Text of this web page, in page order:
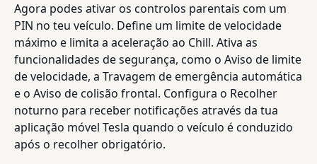
Agora podes ativar os controlos parentais com um
PIN no teu veículo. Define um limite de velocidade
máximo e limita a aceleração ao Chill. Ativa as
funcionalidades de segurança, como o Aviso de limite
de velocidade, a Travagem de emergência automática
e o Aviso de colisão frontal. Configura o Recolher
noturno para receber notificações através da tua
aplicação móvel Tesla quando o veículo é conduzido
após o recolher obrigatório.